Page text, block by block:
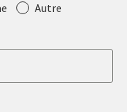
Autre